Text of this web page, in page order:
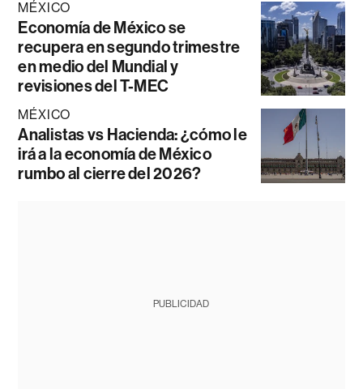
MÉXICO
Economía de México se
recupera en segundo trimestre
en medio del Mundial y
revisiones del T-MEC
MÉXICO
Analistas vs Hacienda: ¿cómo le
irá a la economía de México
rumbo al cierre del 2026?
PUBLICIDAD